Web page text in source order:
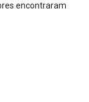
encontraram